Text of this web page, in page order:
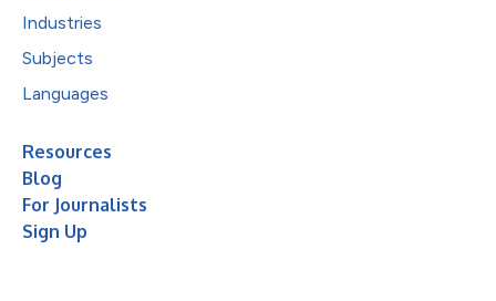
Industries
Subjects
Languages
Resources
Blog
For Journalists
Sign Up